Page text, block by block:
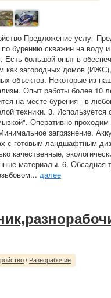
Предложение услуг
бурению скважин на воду
Есть большой опыт в
как загородных домов
объектов. Некоторые из
Опыт работы более 10
на месте бурения - в
техники. 3.
Оперативно
загрязнение.
с готовым ландшафтным
качественные,
материалы. 6. Обсадная
далее
/ Разнорабочие